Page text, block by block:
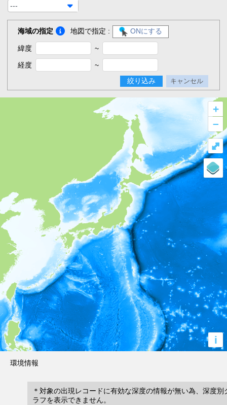
---
海域の指定 地図で指定 : ONにする
緯度 ~
経度
~
絞り込み
キャンセル
+
–
i
⤢
環境情報
＊対象の出現レコードに有効な深度の情報が無い為、深度別
ラフを表示できません。